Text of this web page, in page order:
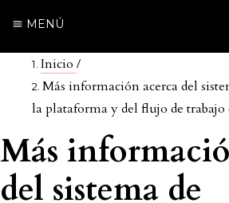
MENÚ
Inicio /
Más información acerca del
la plataforma y del flujo de trabajo
Más
del sistema de